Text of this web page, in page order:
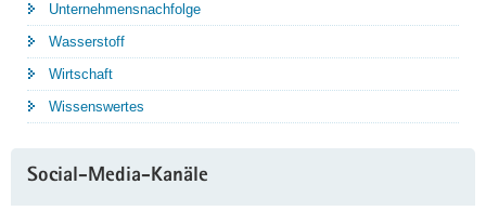
Unternehmensnachfolge
Wasserstoff
Wirtschaft
Wissenswertes
Social-Media-Kanäle